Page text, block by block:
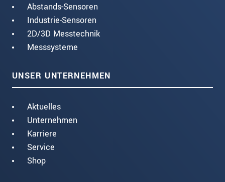
Abstands-Sensoren
Industrie-Sensoren
2D/3D Messtechnik
Messsysteme
UNSER UNTERNEHMEN
Aktuelles
Unternehmen
Karriere
Service
Shop